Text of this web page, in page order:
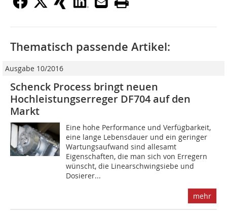
Thematisch passende Artikel:
Ausgabe 10/2016
Schenck Process bringt neuen
Hochleistungserreger DF704 auf den
Markt
Eine hohe Performance und Verfügbarkeit,
eine lange Lebensdauer und ein geringer
Wartungsaufwand sind allesamt
Eigenschaften, die man sich von Erregern
wünscht, die Linearschwingsiebe und
Dosierer...
mehr